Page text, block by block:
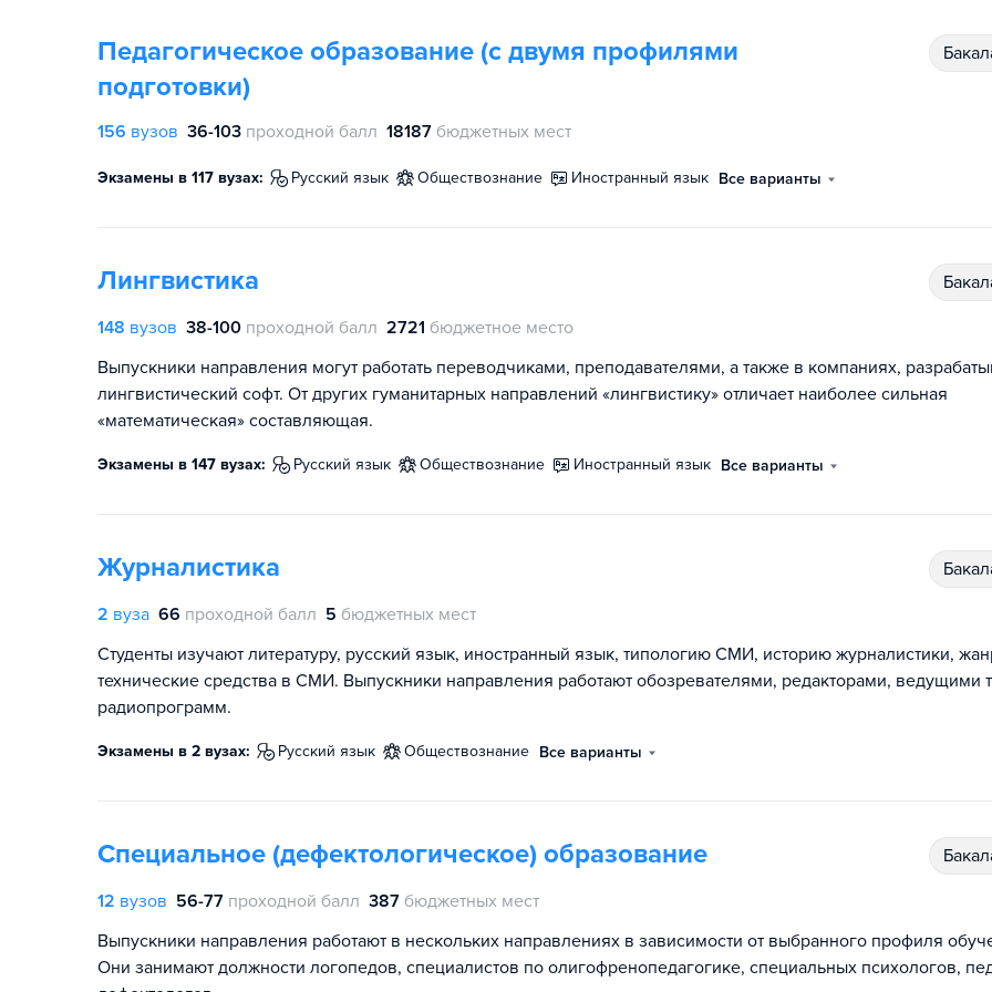
Педагогическое образование (с двумя профилями
подготовки)
156 вузов 36-103 проходной балл 18187 бюджетных мест
Экзамены в 117 вузах: русский язык обществознание иностранный язык Все варианты
Лингвистика
148 вузов 38-100 проходной балл 2721 бюджетное место
Выпускники направления могут работать переводчиками, преподавателями, а также в компаниях,
лингвистический софт. От других гуманитарных направлений «лингвистику» отличает наиболее сильная
«математическая» составляющая.
Экзамены в 147 вузах: русский язык обществознание иностранный язык Все варианты
Журналистика
2 вуза 66 проходной балл 5 бюджетных мест
Студенты изучают литературу, русский язык, иностранный язык, типологию СМИ, историю журналистики,
технические средства в СМИ. Выпускники направления работают обозревателями, редакторами, ведущими
радиопрограмм.
Экзамены в 2 вузах: русский язык обществознание Все варианты
Специальное (дефектологическое) образование
12 вузов 56-77 проходной балл 387 бюджетных мест
Выпускники направления работают в нескольких направлениях в зависимости от выбранного профиля
Они занимают должности логопедов, специалистов по олигофренопедагогике, специальных психологов,